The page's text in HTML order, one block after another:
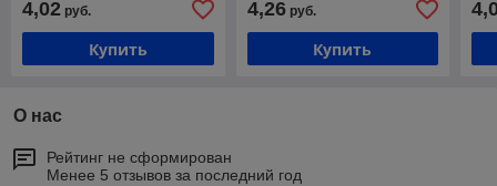
4,02 руб.
Купить
4,26руб.
Купить
О нас
Рейтинг не сформирован
Менее 5 отзывов за последний год